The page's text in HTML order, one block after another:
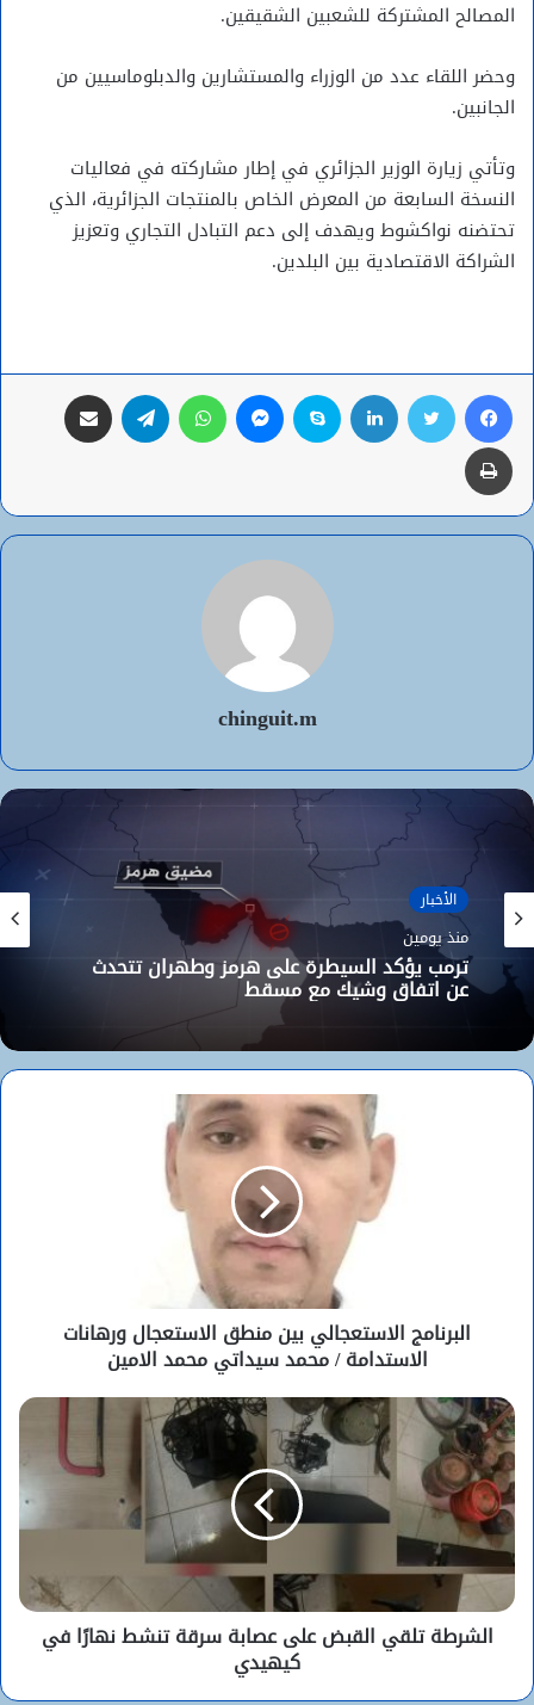
المصالح المشتركة للشعبين الشقيقين.
وحضر اللقاء عدد من الوزراء والمستشارين والدبلوماسيين من
الجانبين.
وتأتي زيارة الوزير الجزائري في إطار مشاركته في فعاليات
النسخة السابعة من المعرض الخاص بالمنتجات الجزائرية، الذي
تحتضنه نواكشوط ويهدف إلى دعم التبادل التجاري وتعزيز
الشراكة الاقتصادية بين البلدين.
فيسبوك تويتر لينكدإن سكايب ماسنجر واتساب تيلقرام
طباعة
chinguit.m
الأخبار
منذ يومين
ترمب يؤكد السيطرة على هرمز وطهران تتحدث
عن اتفاق وشيك مع مسقط
البرنامج الاستعجالي بين منطق الاستعجال ورهانات
الاستدامة / محمد سيداتي محمد الامين
الشرطة تلقي القبض على عصابة سرقة تنشط نهارًا في
كيهيدي